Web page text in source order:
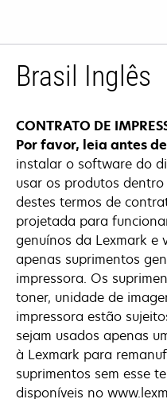
Brasil Inglês
CONTRATO DE
Por favor, leia antes
instalar o software do
usar os produtos
destes termos de
projetada para
genuínos da Lexmark e
apenas suprimentos
impressora. Os
toner, unidade de
impressora estão
sejam usados apenas
à Lexmark para
suprimentos sem esse
disponíveis no